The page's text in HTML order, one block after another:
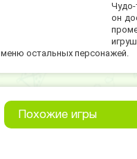
он
меню остальных персонажей.
Похожие игры